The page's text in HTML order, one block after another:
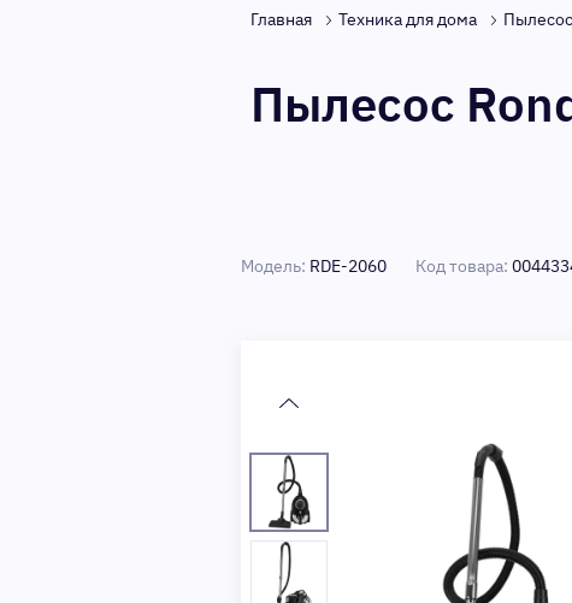
Главная Техника для дома
Пылесос
Модель: RDE-2060 Код товара: